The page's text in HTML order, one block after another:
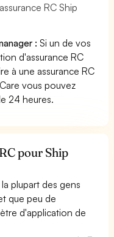
RC Ship
: Si un de vos
d'assurance RC
à une assurance RC
vous pouvez
24 heures.
pour Ship
plupart des gens
que peu de
d'application de